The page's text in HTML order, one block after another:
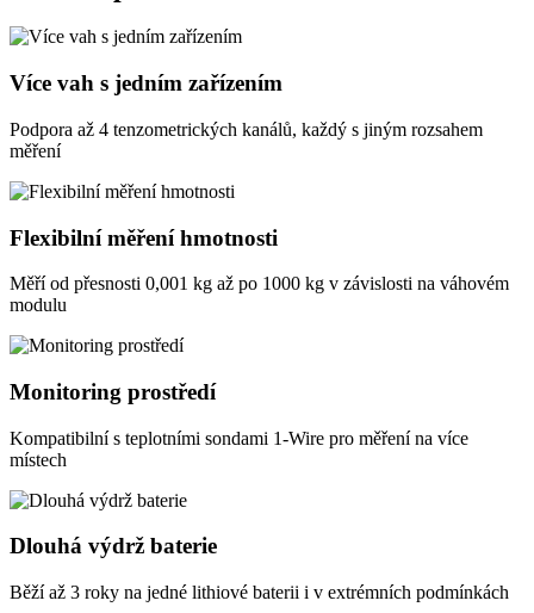
Více vah s jedním zařízením
Podpora až 4 tenzometrických kanálů, každý s jiným rozsahem
měření
Flexibilní měření hmotnosti
Měří od přesnosti 0,001 kg až po 1000 kg v závislosti na váhovém
modulu
Monitoring prostředí
Kompatibilní s teplotními sondami 1-Wire pro měření na více
místech
Dlouhá výdrž baterie
Běží až 3 roky na jedné lithiové baterii i v extrémních podmínkách